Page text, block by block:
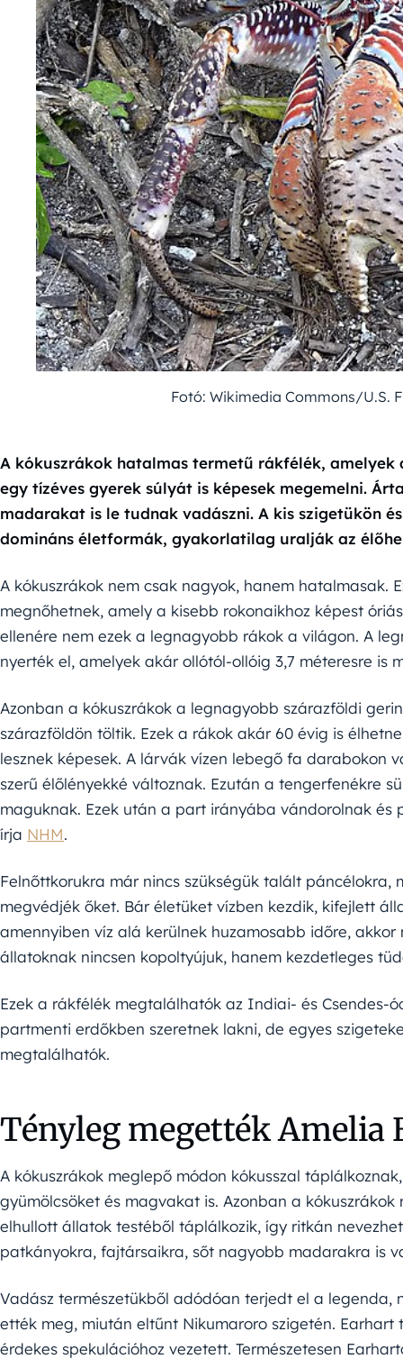
Fotó: Wikimedia Commons/U.S.
A kókuszrákok hatalmas termetű rákfélék, amelyek
egy tízéves gyerek súlyát is képesek megemelni.
madarakat is le tudnak vadászni. A kis szigetükön
domináns életformák, gyakorlatilag uralják az
A kókuszrákok nem csak nagyok, hanem hatalmasak.
megnőhetnek, amely a kisebb rokonaikhoz képest
ellenére nem ezek a legnagyobb rákok a világon. A
nyerték el, amelyek akár ollótól-ollóig 3,7 méteresre is
Azonban a kókuszrákok a legnagyobb szárazföldi
szárazföldön töltik. Ezek a rákok akár 60 évig is
lesznek képesek. A lárvák vízen lebegő fa darabokon
szerű élőlényekké változnak. Ezután a tengerfenékre
maguknak. Ezek után a part irányába vándorolnak
írja NHM.
Felnőttkorukra már nincs szükségük talált páncélokra,
megvédjék őket. Bár életüket vízben kezdik, kifejlett
amennyiben víz alá kerülnek huzamosabb időre,
állatoknak nincsen kopoltyújuk, hanem kezdetleges
Ezek a rákfélék megtalálhatók az Indiai- és Csendes-
partmenti erdőkben szeretnek lakni, de egyes
megtalálhatók.
Tényleg megették Amelia
A kókuszrákok meglepő módon kókusszal
gyümölcsöket és magvakat is. Azonban a
elhullott állatok testéből táplálkozik, így ritkán
patkányokra, fajtársaikra, sőt nagyobb madarakra is
Vadász természetükből adódóan terjedt el a legenda,
ették meg, miután eltűnt Nikumaroro szigetén.
érdekes spekulációhoz vezetett. Természetesen